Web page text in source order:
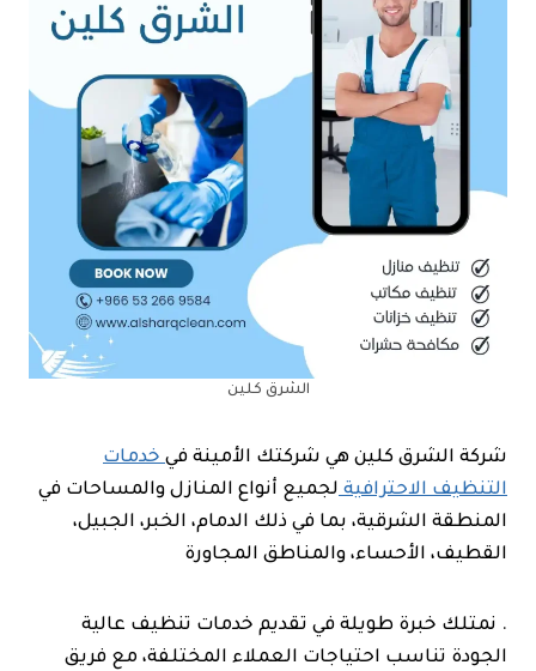
الشرق كلين
شركة الشرق كلين هي شركتك الأمينة فيخدمات
التنظيف الاحترافيةلجميع أنواع المنازل والمساحات في
المنطقة الشرقية، بما في ذلك الدمام، الخبر، الجبيل،
القطيف، الأحساء، والمناطق المجاورة
. نمتلك خبرة طويلة في تقديم خدمات تنظيف عالية
الجودة تناسب احتياجات العملاء المختلفة، مع فريق